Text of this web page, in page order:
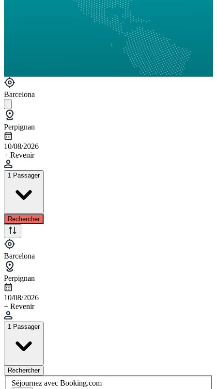
Barcelona
Perpignan
10/08/2026
+ Revenir
1 Passager
Rechercher
Barcelona
Perpignan
10/08/2026
+ Revenir
1 Passager
Rechercher
Séjournez avec Booking.com